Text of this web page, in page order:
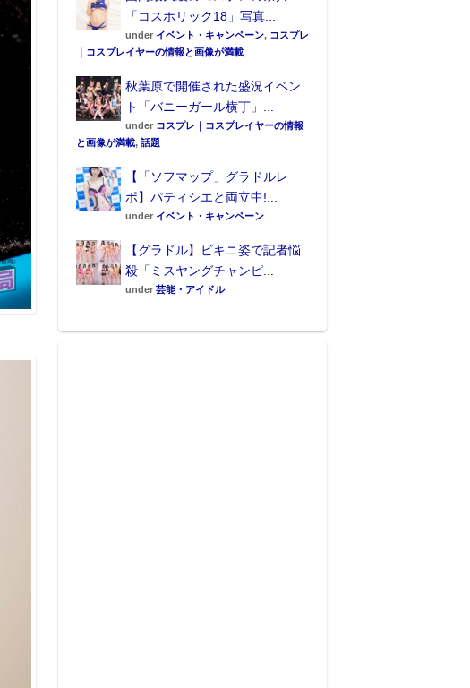
「コスホリック18」写真...
under イベント・キャンペーン, コスプレ
｜コスプレイヤーの情報と画像が満載
秋葉原で開催された盛況イベン
ト「バニーガール横丁」...
under コスプレ｜コスプレイヤーの情報
と画像が満載, 話題
【「ソフマップ」グラドルレ
ポ】パティシエと両立中!...
under イベント・キャンペーン
【グラドル】ビキニ姿で記者悩
殺「ミスヤングチャンピ...
under 芸能・アイドル